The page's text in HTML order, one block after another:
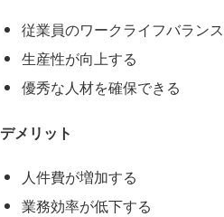
従業員のワークライフバラン
生産性が向上する
優秀な人材を確保できる
デメリット
人件費が増加する
業務効率が低下する